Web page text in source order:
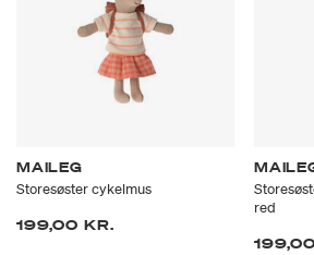
MAILEG
Storesøster cykelmus
199,00 KR.
red